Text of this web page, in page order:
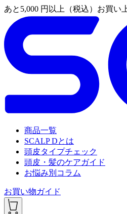
あと 5,000 円以上（税込）お買い
商品一覧
SCALP Dとは
頭皮タイプチェック
頭皮・髪のケアガイド
お悩み別コラム
お買い物ガイド